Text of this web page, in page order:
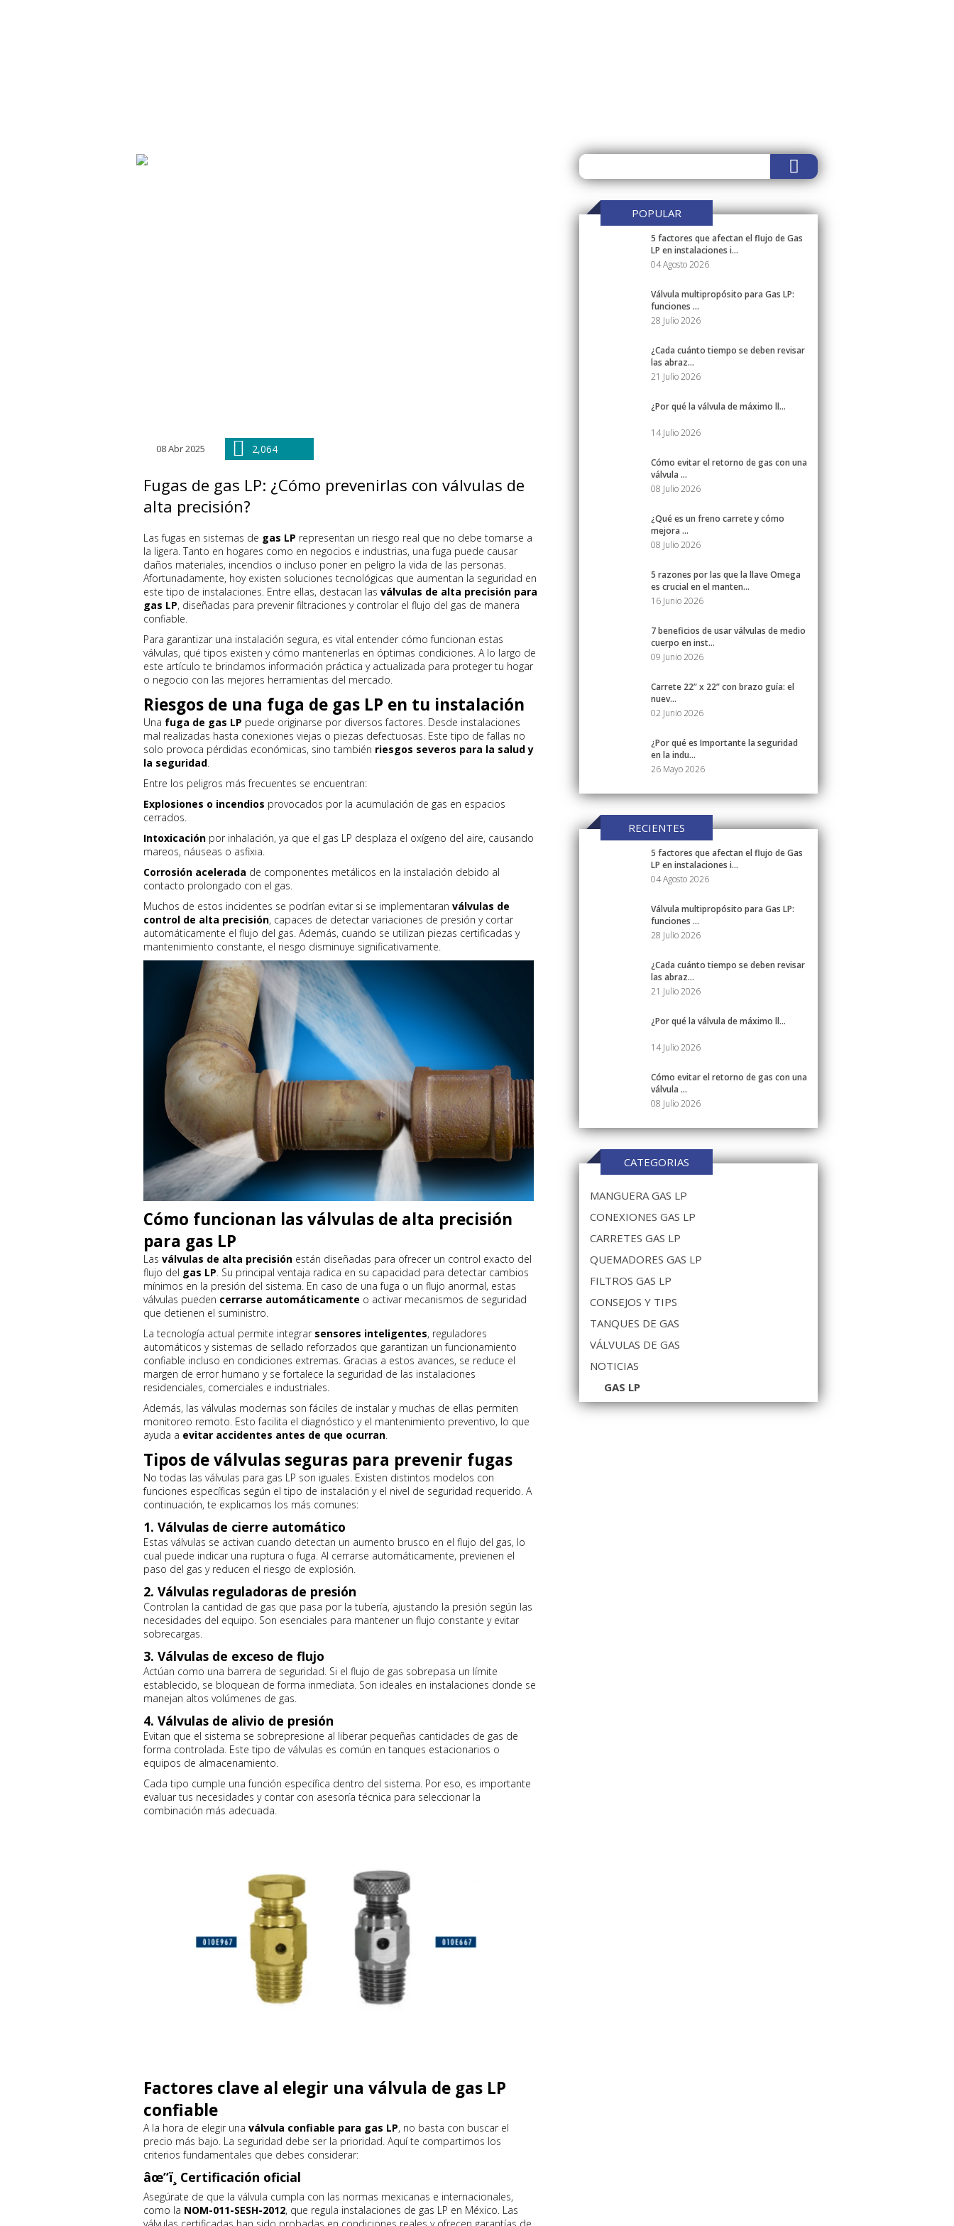
08 Abr 2025 2,064
Fugas de gas LP: ¿Cómo prevenirlas con válvulas de
alta precisión?
Las fugas en sistemas de gas LP representan un riesgo real que no debe tomarse a
la ligera. Tanto en hogares como en negocios e industrias, una fuga puede causar
daños materiales, incendios o incluso poner en peligro la vida de las personas.
Afortunadamente, hoy existen soluciones tecnológicas que aumentan la seguridad en
este tipo de instalaciones. Entre ellas, destacan las válvulas de alta precisión para
gas LP, diseñadas para prevenir filtraciones y controlar el flujo del gas de manera
confiable.
Para garantizar una instalación segura, es vital entender cómo funcionan estas
válvulas, qué tipos existen y cómo mantenerlas en óptimas condiciones. A lo largo de
este artículo te brindamos información práctica y actualizada para proteger tu hogar
o negocio con las mejores herramientas del mercado.
Riesgos de una fuga de gas LP en tu instalación
Una fuga de gas LP puede originarse por diversos factores. Desde instalaciones
mal realizadas hasta conexiones viejas o piezas defectuosas. Este tipo de fallas no
solo provoca pérdidas económicas, sino también riesgos severos para la salud y
la seguridad.
Entre los peligros más frecuentes se encuentran:
Explosiones o incendios provocados por la acumulación de gas en espacios
cerrados.
Intoxicación por inhalación, ya que el gas LP desplaza el oxígeno del aire, causando
mareos, náuseas o asfixia.
Corrosión acelerada de componentes metálicos en la instalación debido al
contacto prolongado con el gas.
Muchos de estos incidentes se podrían evitar si se implementaran válvulas de
control de alta precisión, capaces de detectar variaciones de presión y cortar
automáticamente el flujo del gas. Además, cuando se utilizan piezas certificadas y
mantenimiento constante, el riesgo disminuye significativamente.
Cómo funcionan las válvulas de alta precisión
para gas LP
Las válvulas de alta precisión están diseñadas para ofrecer un control exacto del
flujo del gas LP. Su principal ventaja radica en su capacidad para detectar cambios
mínimos en la presión del sistema. En caso de una fuga o un flujo anormal, estas
válvulas pueden cerrarse automáticamente o activar mecanismos de seguridad
que detienen el suministro.
La tecnología actual permite integrar sensores inteligentes, reguladores
automáticos y sistemas de sellado reforzados que garantizan un funcionamiento
confiable incluso en condiciones extremas. Gracias a estos avances, se reduce el
margen de error humano y se fortalece la seguridad de las instalaciones
residenciales, comerciales e industriales.
Además, las válvulas modernas son fáciles de instalar y muchas de ellas permiten
monitoreo remoto. Esto facilita el diagnóstico y el mantenimiento preventivo, lo que
ayuda a evitar accidentes antes de que ocurran.
Tipos de válvulas seguras para prevenir fugas
No todas las válvulas para gas LP son iguales. Existen distintos modelos con
funciones específicas según el tipo de instalación y el nivel de seguridad requerido. A
continuación, te explicamos los más comunes:
1. Válvulas de cierre automático
Estas válvulas se activan cuando detectan un aumento brusco en el flujo del gas, lo
cual puede indicar una ruptura o fuga. Al cerrarse automáticamente, previenen el
paso del gas y reducen el riesgo de explosión.
2. Válvulas reguladoras de presión
Controlan la cantidad de gas que pasa por la tubería, ajustando la presión según las
necesidades del equipo. Son esenciales para mantener un flujo constante y evitar
sobrecargas.
3. Válvulas de exceso de flujo
Actúan como una barrera de seguridad. Si el flujo de gas sobrepasa un límite
establecido, se bloquean de forma inmediata. Son ideales en instalaciones donde se
manejan altos volúmenes de gas.
4. Válvulas de alivio de presión
Evitan que el sistema se sobrepresione al liberar pequeñas cantidades de gas de
forma controlada. Este tipo de válvulas es común en tanques estacionarios o
equipos de almacenamiento.
Cada tipo cumple una función específica dentro del sistema. Por eso, es importante
evaluar tus necesidades y contar con asesoría técnica para seleccionar la
combinación más adecuada.
Factores clave al elegir una válvula de gas LP
confiable
A la hora de elegir una válvula confiable para gas LP, no basta con buscar el
precio más bajo. La seguridad debe ser la prioridad. Aquí te compartimos los
criterios fundamentales que debes considerar:
âœ”ï¸ Certificación oficial
Asegúrate de que la válvula cumpla con las normas mexicanas e internacionales,
como la NOM-011-SESH-2012, que regula instalaciones de gas LP en México. Las
POPULAR
5 factores que afectan el flujo de Gas
LP en instalaciones i...
04 Agosto 2026
Válvula multipropósito para Gas LP:
funciones ...
28 Julio 2026
¿Cada cuánto tiempo se deben revisar
las abraz...
21 Julio 2026
¿Por qué la válvula de máximo ll...
14 Julio 2026
Cómo evitar el retorno de gas con una
válvula ...
08 Julio 2026
¿Qué es un freno carrete y cómo
mejora ...
08 Julio 2026
5 razones por las que la llave Omega
es crucial en el manten...
16 Junio 2026
7 beneficios de usar válvulas de medio
cuerpo en inst...
09 Junio 2026
Carrete 22” x 22” con brazo guía: el
nuev...
02 Junio 2026
¿Por qué es Importante la seguridad
en la indu...
26 Mayo 2026
RECIENTES
5 factores que afectan el flujo de Gas
LP en instalaciones i...
04 Agosto 2026
Válvula multipropósito para Gas LP:
funciones ...
28 Julio 2026
¿Cada cuánto tiempo se deben revisar
las abraz...
21 Julio 2026
¿Por qué la válvula de máximo ll...
14 Julio 2026
Cómo evitar el retorno de gas con una
válvula ...
08 Julio 2026
CATEGORIAS
MANGUERA GAS LP
CONEXIONES GAS LP
CARRETES GAS LP
QUEMADORES GAS LP
FILTROS GAS LP
CONSEJOS Y TIPS
TANQUES DE GAS
VÁLVULAS DE GAS
NOTICIAS
GAS LP